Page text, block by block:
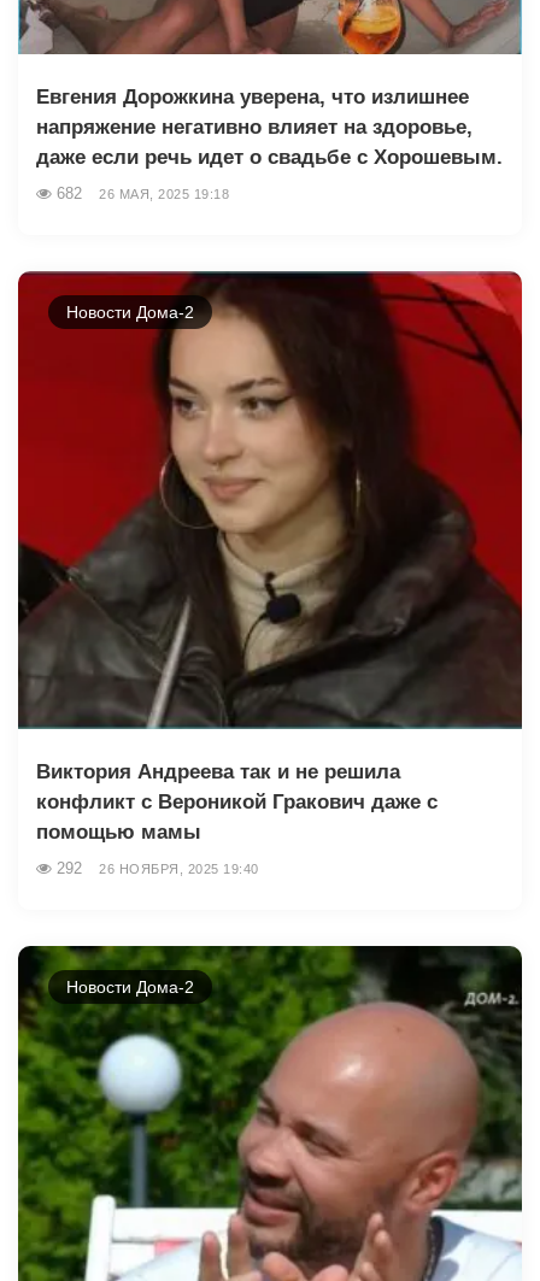
Евгения Дорожкина уверена, что излишнее
напряжение негативно влияет на здоровье,
даже если речь идет о свадьбе с Хорошевым.
682 26 МАЯ, 2025 19:18
Новости Дома-2
Виктория Андреева так и не решила
конфликт с Вероникой Гракович даже с
помощью мамы
292 26 НОЯБРЯ, 2025 19:40
Новости Дома-2